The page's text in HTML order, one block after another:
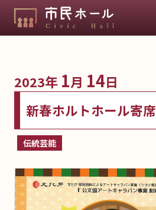
2023年 1月 14日
新春ホルトホール寄席
伝統芸能